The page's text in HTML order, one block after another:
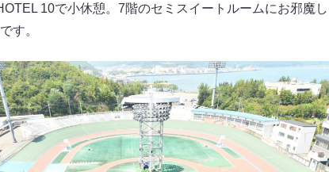
10で小休憩。7階のセミスイートルームにお邪魔
す。